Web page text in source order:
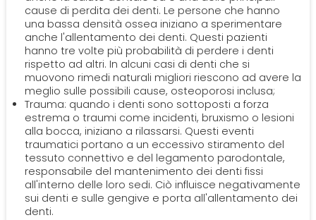
cause di perdita dei denti. Le persone che hanno
una bassa densità ossea iniziano a sperimentare
anche l'allentamento dei denti. Questi pazienti
hanno tre volte più probabilità di perdere i denti
rispetto ad altri. In alcuni casi di denti che si
muovono rimedi naturali migliori riescono ad avere la
meglio sulle possibili cause, osteoporosi inclusa;
Trauma: quando i denti sono sottoposti a forza
estrema o traumi come incidenti, bruxismo o lesioni
alla bocca, iniziano a rilassarsi. Questi eventi
traumatici portano a un eccessivo stiramento del
tessuto connettivo e del legamento parodontale,
responsabile del mantenimento dei denti fissi
all'interno delle loro sedi. Ciò influisce negativamente
sui denti e sulle gengive e porta all'allentamento dei
denti.